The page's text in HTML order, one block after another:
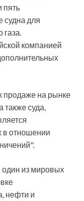
пять
судна для
газа.
компанией
продаже на рынке
также суда,
в отношении
из мировых
нефти и